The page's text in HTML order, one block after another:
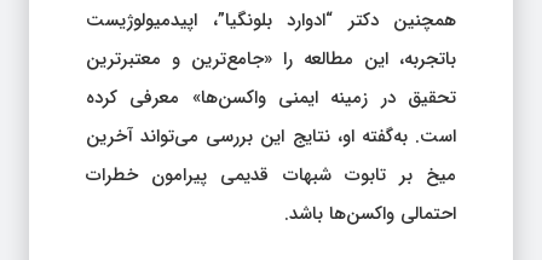
همچنین دکتر “ادوارد بلونگیا”، اپیدمیولوژیست
باتجربه، این مطالعه را «جامع‌ترین و معتبرترین
تحقیق در زمینه ایمنی واکسن‌ها» معرفی کرده
است. به‌گفته او، نتایج این بررسی می‌تواند آخرین
میخ بر تابوت شبهات قدیمی پیرامون خطرات
احتمالی واکسن‌ها باشد.